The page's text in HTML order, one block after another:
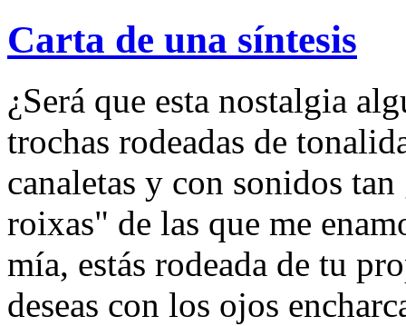
Carta de una síntesis
¿Será que esta nostalgia
trochas rodeadas de
canaletas y con sonidos
roixas" de las que me
mía, estás rodeada de tu
deseas con los ojos